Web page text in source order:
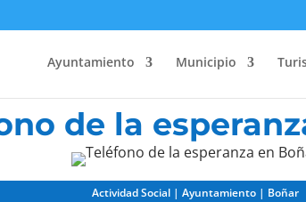
Ayuntamiento Municipio
de la
Actividad Social | Ayuntamiento | Boñar